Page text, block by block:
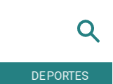
CULTURA